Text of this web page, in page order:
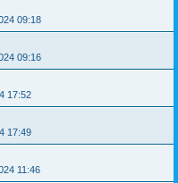
09:18
09:16
17:52
17:49
11:46